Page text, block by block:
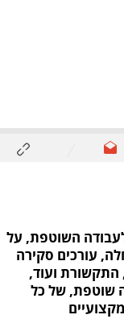
השוטפת, על
עורכים סקירה
ועוד,
שוטפת, של כל